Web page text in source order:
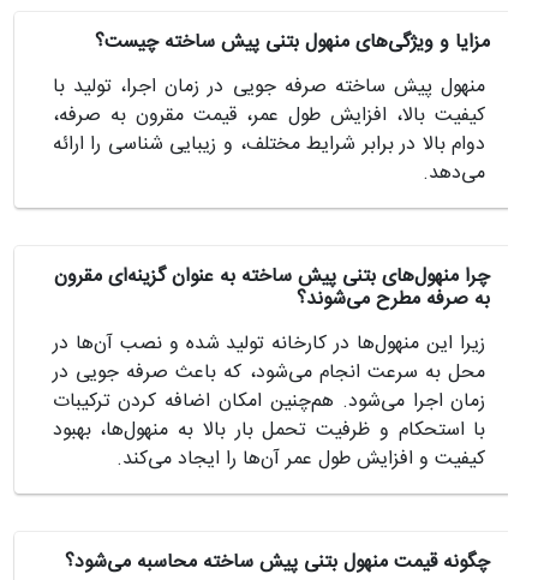
مزایا و ویژگی‌های منهول بتنی پیش ساخته چیست؟
منهول پیش ساخته صرفه جویی در زمان اجرا، تولید با
کیفیت بالا، افزایش طول عمر، قیمت مقرون به صرفه،
دوام بالا در برابر شرایط مختلف، و زیبایی شناسی را ارائه
می‌دهد.
چرا منهول‌های بتنی پیش ساخته به عنوان گزینه‌ای مقرون
به صرفه مطرح می‌شوند؟
زیرا این منهول‌ها در کارخانه تولید شده و نصب آن‌ها در
محل به سرعت انجام می‌شود، که باعث صرفه جویی در
زمان اجرا می‌شود. هم‌چنین امکان اضافه کردن ترکیبات
با استحکام و ظرفیت تحمل بار بالا به منهول‌ها، بهبود
کیفیت و افزایش طول عمر آن‌ها را ایجاد می‌کند.
چگونه قیمت منهول بتنی پیش ساخته محاسبه می‌شود؟